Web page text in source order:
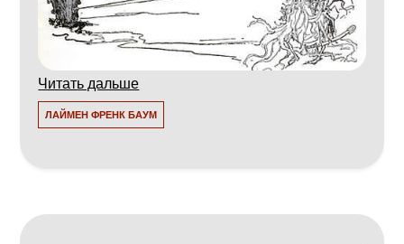
Читать дальше
ЛАЙМЕН ФРЕНК БАУМ